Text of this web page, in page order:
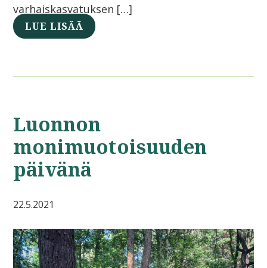
varhaiskasvatuksen […]
LUE LISÄÄ
Luonnon
monimuotoisuuden
päivänä
22.5.2021